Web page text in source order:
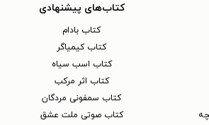
کتاب‌های پیشنهادی
کتاب بادام
کتاب کیمیاگر
کتاب اسب سیاه
کتاب اثر مرکب
کتاب سمفونی مردگان
کتاب صوتی ملت عشق